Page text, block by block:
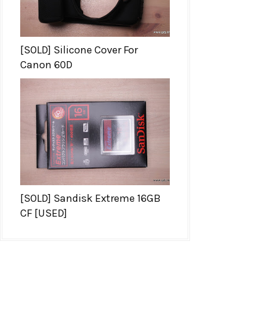
[SOLD] Silicone Cover For
Canon 60D
[SOLD] Sandisk Extreme 16GB
CF [USED]